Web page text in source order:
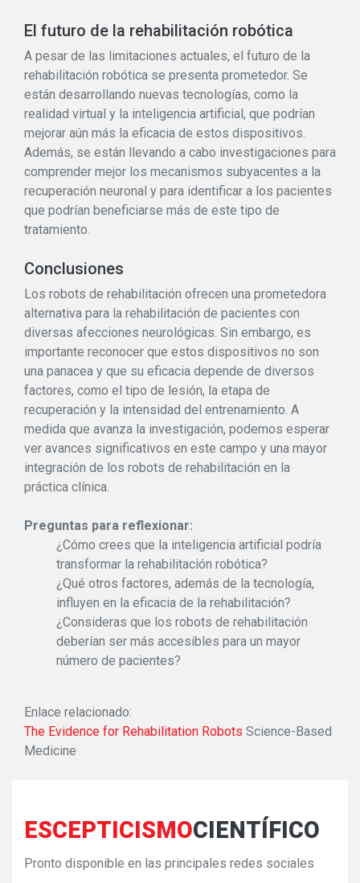
El futuro de la rehabilitación robótica
A pesar de las limitaciones actuales, el futuro de la
rehabilitación robótica se presenta prometedor. Se
están desarrollando nuevas tecnologías, como la
realidad virtual y la inteligencia artificial, que podrían
mejorar aún más la eficacia de estos dispositivos.
Además, se están llevando a cabo investigaciones para
comprender mejor los mecanismos subyacentes a la
recuperación neuronal y para identificar a los pacientes
que podrían beneficiarse más de este tipo de
tratamiento.
Conclusiones
Los robots de rehabilitación ofrecen una prometedora
alternativa para la rehabilitación de pacientes con
diversas afecciones neurológicas. Sin embargo, es
importante reconocer que estos dispositivos no son
una panacea y que su eficacia depende de diversos
factores, como el tipo de lesión, la etapa de
recuperación y la intensidad del entrenamiento. A
medida que avanza la investigación, podemos esperar
ver avances significativos en este campo y una mayor
integración de los robots de rehabilitación en la
práctica clínica.
Preguntas para reflexionar:
¿Cómo crees que la inteligencia artificial podría
transformar la rehabilitación robótica?
¿Qué otros factores, además de la tecnología,
influyen en la eficacia de la rehabilitación?
¿Consideras que los robots de rehabilitación
deberían ser más accesibles para un mayor
número de pacientes?
Enlace relacionado:
The Evidence for Rehabilitation Robots Science-Based
Medicine
ESCEPTICISMOCIENTÍFICO
Pronto disponible en las principales redes sociales